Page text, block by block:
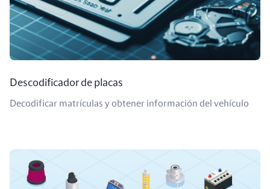
Descodificador de placas
Decodificar matrículas y obtener información del vehículo